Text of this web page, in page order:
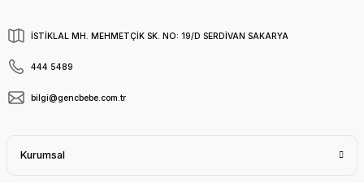
İSTİKLAL MH. MEHMETÇİK SK. NO: 19/D SERDİVAN SAKARYA
444 5489
bilgi@gencbebe.com.tr
Kurumsal